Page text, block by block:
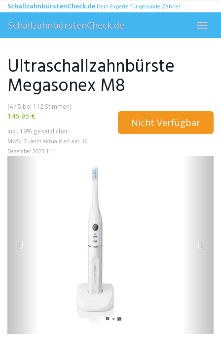
Skip
to
main
SchallzahnbürstenCheck.de Dein Experte für gesunde Zähne!
SchallzahnbürstenCheck.de
Ultraschallzahnbürste
Megasonex M8
(4 / 5 bei 112 Stimmen)
146,95 €
inkl. 19% gesetzlicher
MwSt.Zuletzt aktualisiert am: 16.
Dezember 2023 1:11
Nicht Verfügbar